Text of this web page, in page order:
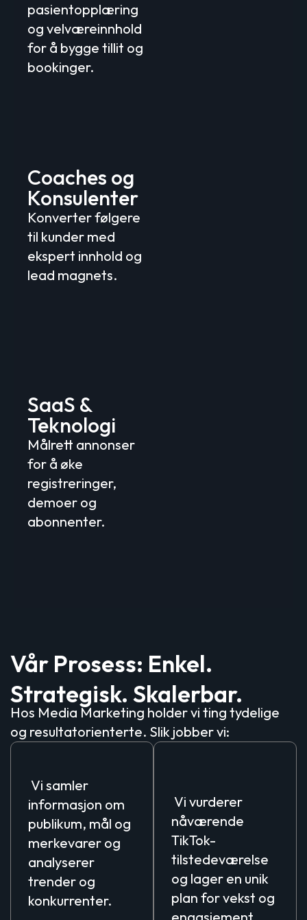
pasientopplæring
og velværeinnhold
for å bygge tillit og
bookinger.
Coaches og
Konsulenter
Konverter følgere
til kunder med
ekspert innhold og
lead magnets.
SaaS &
Teknologi
Målrett annonser
for å øke
registreringer,
demoer og
abonnenter.
Vår Prosess: Enkel.
Strategisk. Skalerbar.
Hos Media Marketing holder vi ting tydelige
og resultatorienterte. Slik jobber vi:
Vi samler
informasjon om
publikum, mål og
merkevarer og
analyserer
trender og
konkurrenter.
Vi vurderer
nåværende
TikTok-
tilstedeværelse
og lager en unik
plan for vekst og